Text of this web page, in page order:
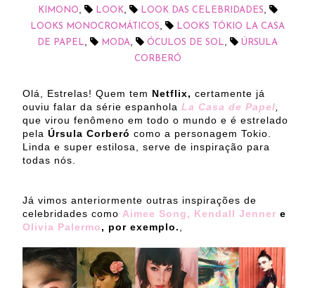
KIMONO, LOOK, LOOK DAS CELEBRIDADES,
LOOKS MONOCROMÁTICOS,
LOOKS TÓKIO LA CASA
DE PAPEL, MODA, ÓCULOS DE SOL,
ÚRSULA
CORBERÓ
Olá, Estrelas! Quem tem Netflix, certamente já
ouviu falar da série espanhola La Casa de Papel,
que virou fenômeno em todo o mundo e é estrelado
pela Úrsula Corberó como a personagem Tokio.
Linda e super estilosa, serve de inspiração para
todas nós.
Já vimos anteriormente outras inspirações de
celebridades como Aimee Song, Kendall Jenner e
Olivia Palermo, por exemplo.,